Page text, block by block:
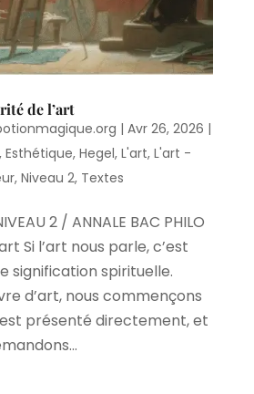
de l’art
| Avr 26, 2026 |
, Esthétique, Hegel, L'art, L'art -
, Niveau 2, Textes
2 / ANNALE BAC PHILO
Si l’art nous parle, c’est
signification spirituelle.
d’art, nous commençons
présenté directement, et